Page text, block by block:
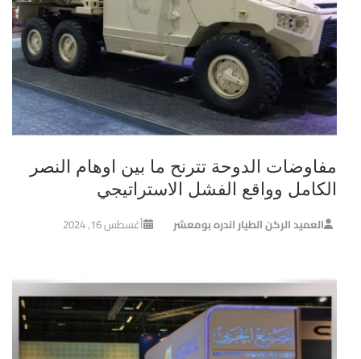
مفاوضات الدوحة تترنح ما بين اوهام النصر
الكامل وواقع الفشل الاستراتيجي
العميد الركن الطيار اندره بومعشر أغسطس 16, 2024